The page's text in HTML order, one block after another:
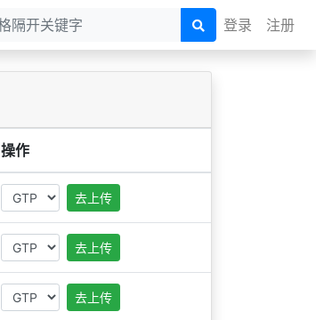
登录 注册
操作
去上传
去上传
去上传